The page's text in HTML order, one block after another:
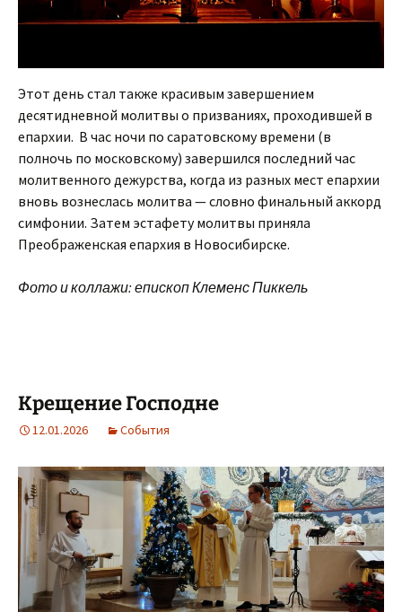
Этот день стал также красивым завершением
десятидневной молитвы о призваниях, проходившей в
епархии. В час ночи по саратовскому времени (в
полночь по московскому) завершился последний час
молитвенного дежурства, когда из разных мест епархии
вновь вознеслась молитва — словно финальный аккорд
симфонии. Затем эстафету молитвы приняла
Преображенская епархия в Новосибирске.
Фото и коллажи: епископ Клеменс Пиккель
Крещение Господне
12.01.2026 События